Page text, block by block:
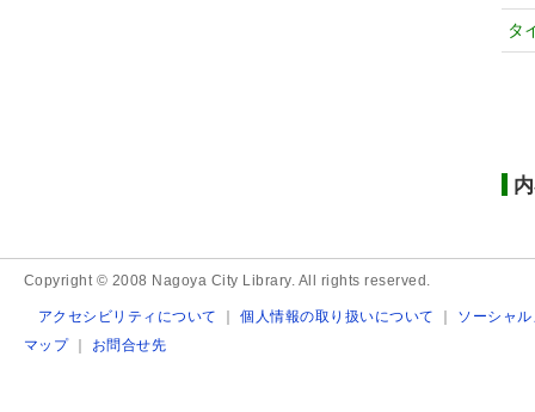
タ
Copyright © 2008 Nagoya City Library. All rights reserved.
アクセシビリティについて ｜個人情報の取り扱いについて ｜ ソーシャ
マップ｜ お問合せ先